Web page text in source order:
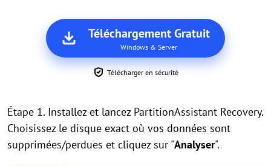
Téléchargement Gratuit
Windows & Server
Télécharger en sécurité
Étape 1. Installez et lancez PartitionAssistant Recovery.
Choisissez le disque exact où vos données sont
supprimées/perdues et cliquez sur "Analyser".